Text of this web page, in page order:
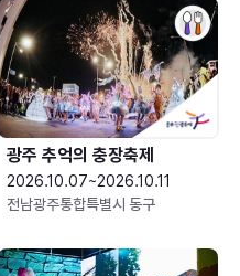
광주 추억의 충장축제
2026.10.07~2026.10.11
전남광주통합특별시 동구